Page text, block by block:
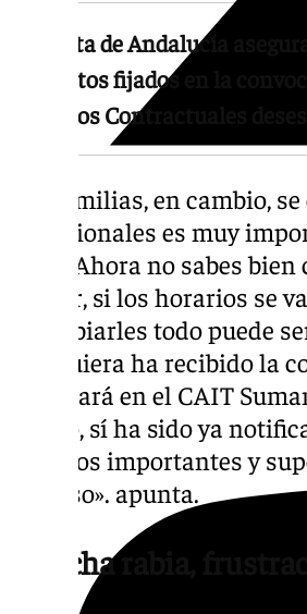
La Junta de Andalucía
requisitos fijados en la
Recursos Contractuales
Las familias, en cambio,
profesionales es muy
hijos. Ahora no sabes
a estar, si los horarios se
y cambiarles todo puede
ni siquiera ha recibido la
tramitará en el CAIT
centro, sí ha sido ya
cambios importantes y
proceso». apunta.
«Mucha rabia,